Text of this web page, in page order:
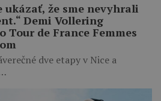
ukázať, že sme nevyhrali
Demi Vollering
Tour de France Femmes
dve etapy v Nice a